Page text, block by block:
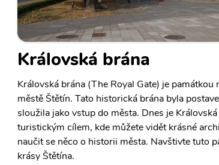
Královská brána
Královská brána (The Royal Gate) je památkou
městě Štětín. Tato historická brána byla
sloužila jako vstup do města. Dnes je
turistickým cílem, kde můžete vidět krásné
naučit se něco o historii města. Navštivte tuto
krásy Štětína.